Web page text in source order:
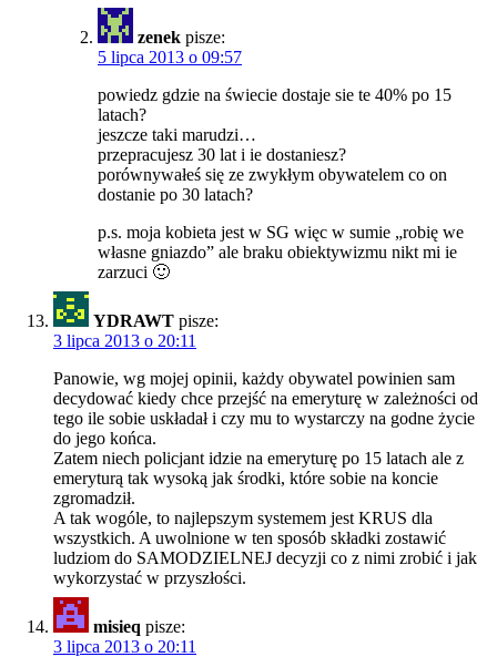
zenek pisze:
5 lipca 2013 o 09:57
powiedz gdzie na świecie dostaje sie te 40% po 15
latach?
jeszcze taki marudzi…
przepracujesz 30 lat i ie dostaniesz?
porównywałeś się ze zwykłym obywatelem co on
dostanie po 30 latach?
p.s. moja kobieta jest w SG więc w sumie „robię we
własne gniazdo” ale braku obiektywizmu nikt mi ie
zarzuci 🙂
YDRAWT pisze:
3 lipca 2013 o 20:11
Panowie, wg mojej opinii, każdy obywatel powinien sam
decydować kiedy chce przejść na emeryturę w zależności od
tego ile sobie uskładał i czy mu to wystarczy na godne życie
do jego końca.
Zatem niech policjant idzie na emeryturę po 15 latach ale z
emeryturą tak wysoką jak środki, które sobie na koncie
zgromadził.
A tak wogóle, to najlepszym systemem jest KRUS dla
wszystkich. A uwolnione w ten sposób składki zostawić
ludziom do SAMODZIELNEJ decyzji co z nimi zrobić i jak
wykorzystać w przyszłości.
misieq pisze:
3 lipca 2013 o 20:11